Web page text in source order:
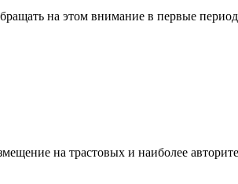
на этом внимание в первые
на трастовых и наиболее